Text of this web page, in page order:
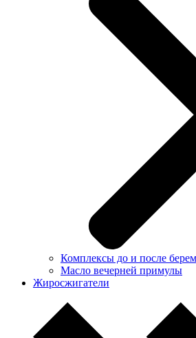
Комплексы до и после
Масло вечерней примулы
Жиросжигатели